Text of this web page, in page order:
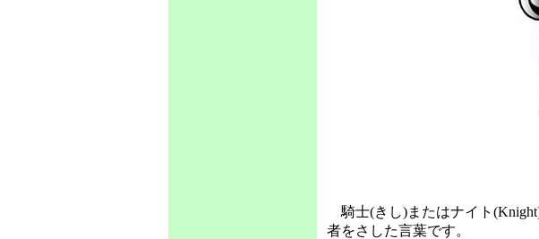
騎士(きし)またはナイト
者をさした言葉です。